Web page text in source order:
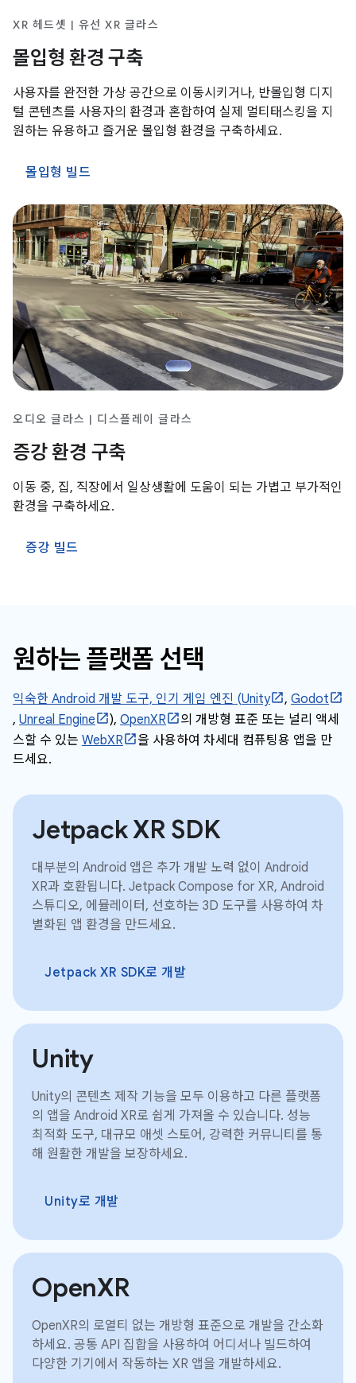
XR 헤드셋 | 유선 XR 글라스
몰입형 환경 구축
사용자를 완전한 가상 공간으로 이동시키거나, 반몰입형 디지
털 콘텐츠를 사용자의 환경과 혼합하여 실제 멀티태스킹을 지
원하는 유용하고 즐거운 몰입형 환경을 구축하세요.
몰입형 빌드
오디오 글라스 | 디스플레이 글라스
증강 환경 구축
이동 중, 집, 직장에서 일상생활에 도움이 되는 가볍고 부가적인
환경을 구축하세요.
증강 빌드
원하는 플랫폼 선택
익숙한 Android 개발 도구, 인기 게임 엔진 (Unity , Godot
, Unreal Engine ), OpenXR
의 개방형 표준 또는 널리 액세
스할 수 있는 WebXR
을 사용하여 차세대 컴퓨팅용 앱을 만
드세요.
Jetpack XR SDK
대부분의 Android 앱은 추가 개발 노력 없이 Android
XR과 호환됩니다. Jetpack Compose for XR, Android
스튜디오, 에뮬레이터, 선호하는 3D 도구를 사용하여 차
별화된 앱 환경을 만드세요.
Jetpack XR SDK로 개발
Unity
Unity의 콘텐츠 제작 기능을 모두 이용하고 다른 플랫폼
의 앱을 Android XR로 쉽게 가져올 수 있습니다. 성능
최적화 도구, 대규모 애셋 스토어, 강력한 커뮤니티를 통
해 원활한 개발을 보장하세요.
Unity로 개발
OpenXR
OpenXR의 로열티 없는 개방형 표준으로 개발을 간소화
하세요. 공통 API 집합을 사용하여 어디서나 빌드하여
다양한 기기에서 작동하는 XR 앱을 개발하세요.